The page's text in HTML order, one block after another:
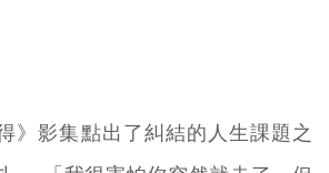
》影集點出了糾結的人生課題之